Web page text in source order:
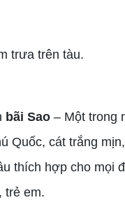
trưa trên tàu.
bãi Sao – Một trong
Quốc, cát trắng
thích hợp cho mọi
trẻ em.